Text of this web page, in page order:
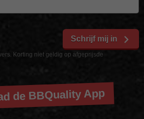
Korting niet geldig op afgeprijsde
Schrijf mij in
de BBQuality App